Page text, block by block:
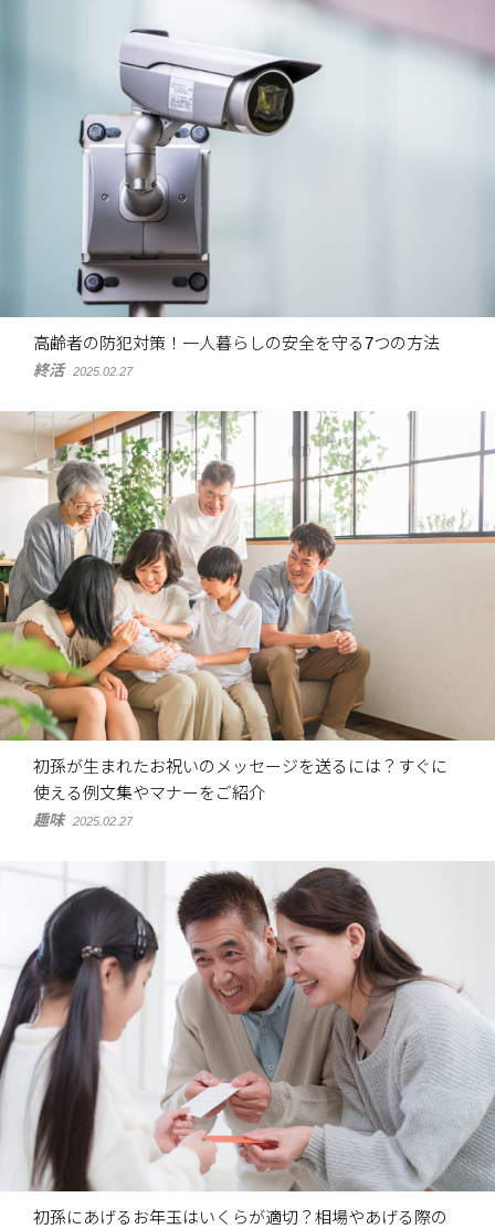
高齢者の防犯対策！一人暮らしの安全を守る7つの方法
終活 2025.02.27
初孫が生まれたお祝いのメッセージを送るには？すぐに
使える例文集やマナーをご紹介
趣味 2025.02.27
初孫にあげるお年玉はいくらが適切？相場やあげる際の